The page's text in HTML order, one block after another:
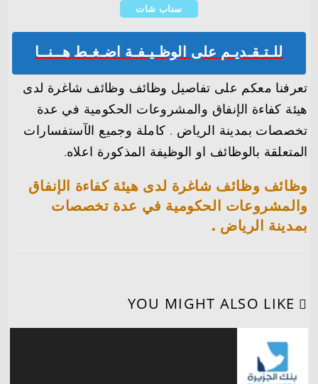
سناب شات
للـتـقـديـم على الوظـيـفـة اضـغـط هــنــا
تعرفنا معكم على تفاصيل وظائف وظائف شاغرة لدى
هيئة كفاءة الإنفاق والمشروعات الحكومية في عدة
تخصصات بمدينة الرياض . كاملة وجميع الآستفسارات
المتعلقة بالوظائف او الوظيفة المذكورة اعلاه.
وظائف وظائف شاغرة لدى هيئة كفاءة الإنفاق
والمشروعات الحكومية في عدة تخصصات
بمدينة الرياض .
YOU MIGHT ALSO LIKE